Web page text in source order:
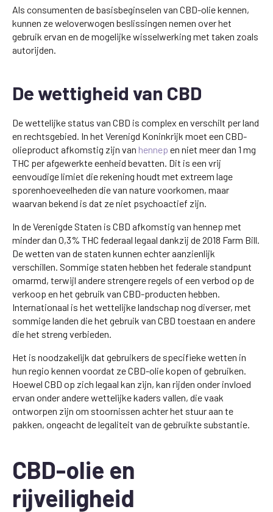
Als consumenten de basisbeginselen van CBD-olie kennen,
kunnen ze weloverwogen beslissingen nemen over het
gebruik ervan en de mogelijke wisselwerking met taken zoals
autorijden.
De wettigheid van CBD
De wettelijke status van CBD is complex en verschilt per land
en rechtsgebied. In het Verenigd Koninkrijk moet een CBD-
olieproduct afkomstig zijn van hennep en niet meer dan 1 mg
THC per afgewerkte eenheid bevatten. Dit is een vrij
eenvoudige limiet die rekening houdt met extreem lage
sporenhoeveelheden die van nature voorkomen, maar
waarvan bekend is dat ze niet psychoactief zijn.
In de Verenigde Staten is CBD afkomstig van hennep met
minder dan 0,3% THC federaal legaal dankzij de 2018 Farm Bill.
De wetten van de staten kunnen echter aanzienlijk
verschillen. Sommige staten hebben het federale standpunt
omarmd, terwijl andere strengere regels of een verbod op de
verkoop en het gebruik van CBD-producten hebben.
Internationaal is het wettelijke landschap nog diverser, met
sommige landen die het gebruik van CBD toestaan en andere
die het streng verbieden.
Het is noodzakelijk dat gebruikers de specifieke wetten in
hun regio kennen voordat ze CBD-olie kopen of gebruiken.
Hoewel CBD op zich legaal kan zijn, kan rijden onder invloed
ervan onder andere wettelijke kaders vallen, die vaak
ontworpen zijn om stoornissen achter het stuur aan te
pakken, ongeacht de legaliteit van de gebruikte substantie.
CBD-olie en
rijveiligheid